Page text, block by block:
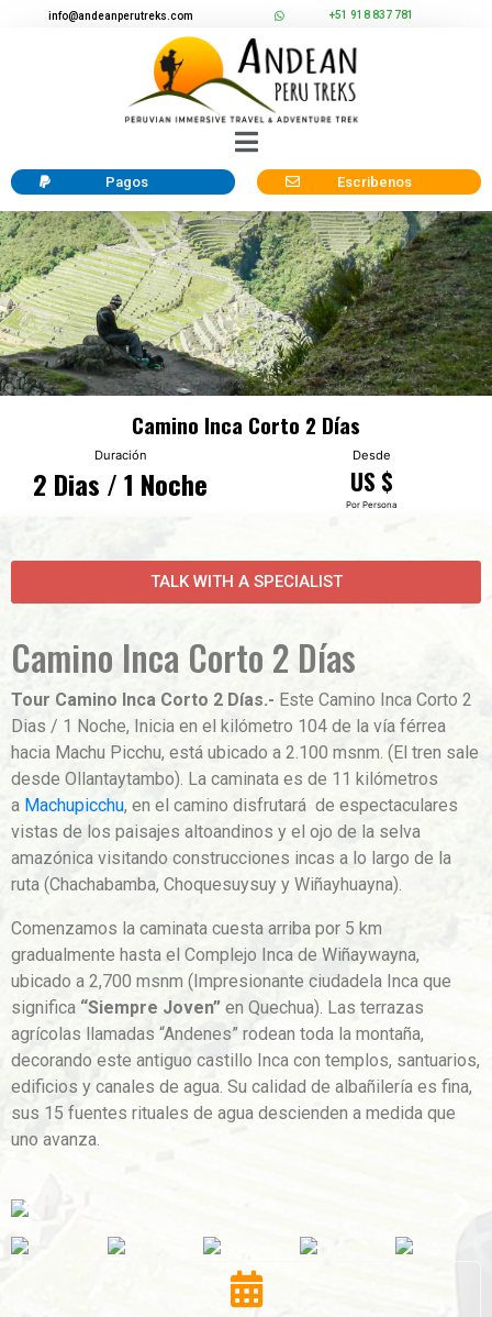
info@andeanperutreks.com +51 918 837 781
Pagos Escribenos
Camino Inca Corto 2 Días
Duración
2 Dias / 1 Noche
Desde
US $
Por Persona
TALK WITH A SPECIALIST
Camino Inca Corto 2 Días
Tour Camino Inca Corto 2 Días.- Este Camino Inca Corto 2
Dias / 1 Noche, Inicia en el kilómetro 104 de la vía férrea
hacia Machu Picchu, está ubicado a 2.100 msnm. (El tren sale
desde Ollantaytambo). La caminata es de 11 kilómetros
a Machupicchu, en el camino disfrutará de espectaculares
vistas de los paisajes altoandinos y el ojo de la selva
amazónica visitando construcciones incas a lo largo de la
ruta (Chachabamba, Choquesuysuy y Wiñayhuayna).
Comenzamos la caminata cuesta arriba por 5 km
gradualmente hasta el Complejo Inca de Wiñaywayna,
ubicado a 2,700 msnm (Impresionante ciudadela Inca que
significa “Siempre Joven” en Quechua). Las terrazas
agrícolas llamadas “Andenes” rodean toda la montaña,
decorando este antiguo castillo Inca con templos, santuarios,
edificios y canales de agua. Su calidad de albañilería es fina,
sus 15 fuentes rituales de agua descienden a medida que
uno avanza.